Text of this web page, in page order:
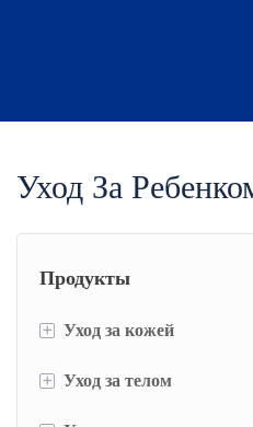
Уход За
Продукты
+ Уход за кожей
Набор для ухода за кожей
+ Уход за телом